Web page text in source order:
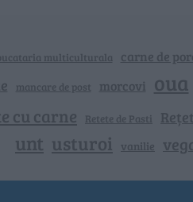
multiculturala carne de
mancare de post morcovi oua
cu carne Retete de Pasti
unt usturoi vanilie